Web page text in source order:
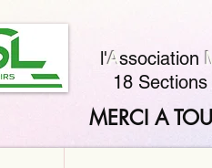
l'Association
18
MERCI A